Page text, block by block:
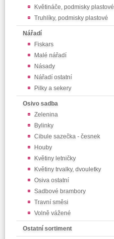
Květináče, podmisky plastové
Truhlíky, podmisky plastové
Nářadí
Fiskars
Malé nářadí
Násady
Nářadí ostatní
Pilky a sekery
Osivo sadba
Zelenina
Bylinky
Cibule sazečka - česnek
Houby
Květiny letničky
Květiny trvalky, dvouletky
Osiva ostatní
Sadbové brambory
Travní směsi
Volně vážené
Ostatní sortiment